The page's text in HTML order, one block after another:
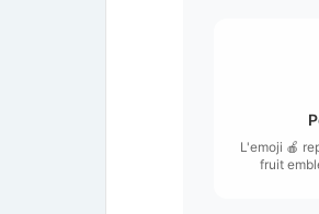
L'emoji 🍎
fruit